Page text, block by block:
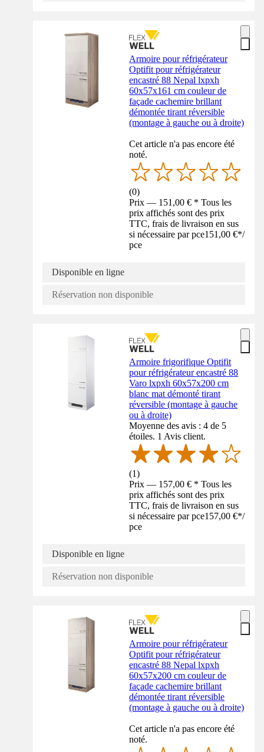
Armoire pour réfrigérateur
Optifit pour réfrigérateur
encastré 88 Nepal lxpxh
60x57x161 cm couleur de
façade cachemire brillant
démontée tirant réversible
(montage à gauche ou à droite)
Cet article n'a pas encore été
noté.
(0)
Prix — 151,00 € * Tous les
prix affichés sont des prix
TTC, frais de livraison en sus
si nécessaire par pce151,00 €*/
pce
Disponible en ligne
Réservation non disponible
Armoire frigorifique Optifit
pour réfrigérateur encastré 88
Varo lxpxh 60x57x200 cm
blanc mat démonté tirant
réversible (montage à gauche
ou à droite)
Moyenne des avis : 4 de 5
étoiles. 1 Avis client.
(1)
Prix — 157,00 € * Tous les
prix affichés sont des prix
TTC, frais de livraison en sus
si nécessaire par pce157,00 €*/
pce
Disponible en ligne
Réservation non disponible
Armoire pour réfrigérateur
Optifit pour réfrigérateur
encastré 88 Nepal lxpxh
60x57x200 cm couleur de
façade cachemire brillant
démontée tirant réversible
(montage à gauche ou à droite)
Cet article n'a pas encore été
noté.